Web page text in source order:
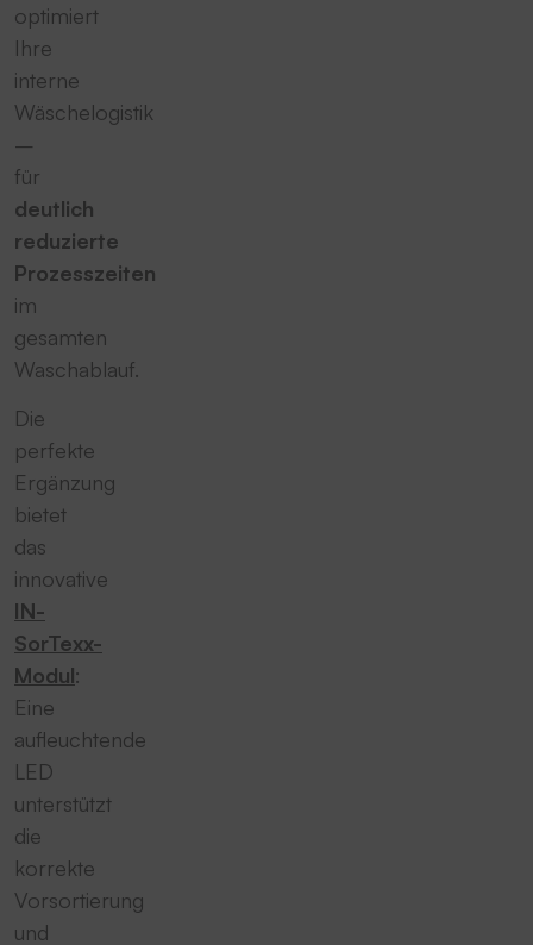
optimiert
Ihre
interne
Wäschelogistik
–
für
deutlich
reduzierte
Prozesszeiten
im
gesamten
Waschablauf.
Die
perfekte
Ergänzung
bietet
das
innovative
IN-
SorTexx-
Modul:
Eine
aufleuchtende
LED
unterstützt
die
korrekte
Vorsortierung
und